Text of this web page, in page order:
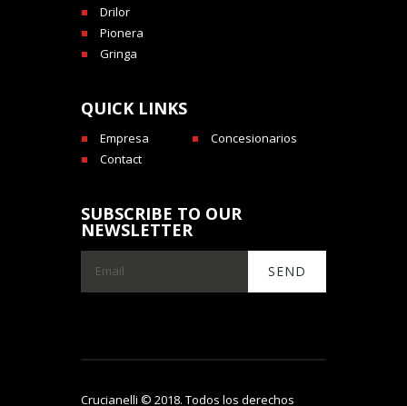
Drilor
Pionera
Gringa
QUICK LINKS
Empresa
Concesionarios
Contact
SUBSCRIBE TO OUR
NEWSLETTER
Crucianelli © 2018. Todos los derechos